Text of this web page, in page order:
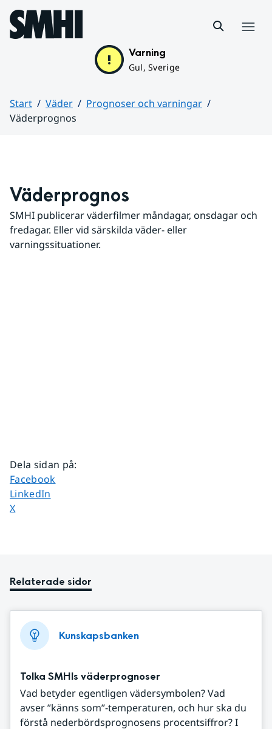
Hoppa till sidans innehåll
Varning
Gul, Sverige
Start Väder
Prognoser och varningar
Väderprognos
Väderprognos
SMHI publicerar väderfilmer måndagar, onsdagar och
fredagar. Eller vid särskilda väder- eller
varningssituationer.
Dela sidan på:
Dela sidan på
Facebook
Dela sidan på
LinkedIn
Dela sidan på
X
Relaterade sidor
Kunskapsbanken
Tolka SMHIs väderprognoser
Vad betyder egentligen vädersymbolen? Vad
avser ”känns som”-temperaturen, och hur ska du
förstå nederbördsprognosens procentsiffror? I